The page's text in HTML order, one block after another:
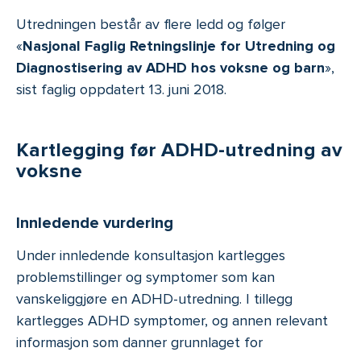
Utredningen består av flere ledd og følger
«Nasjonal Faglig Retningslinje for Utredning og
Diagnostisering av ADHD hos voksne og barn»,
sist faglig oppdatert 13. juni 2018.
Kartlegging før ADHD-utredning av
voksne
Innledende vurdering
Under innledende konsultasjon kartlegges
problemstillinger og symptomer som kan
vanskeliggjøre en ADHD-utredning. I tillegg
kartlegges ADHD symptomer, og annen relevant
informasjon som danner grunnlaget for